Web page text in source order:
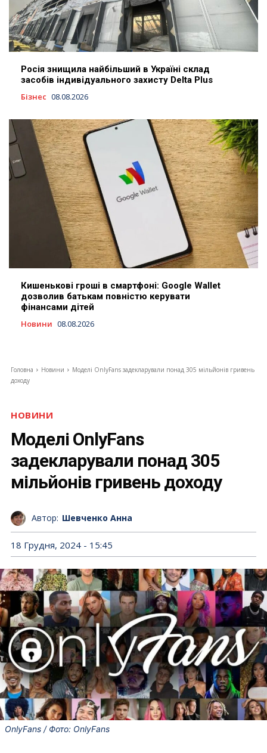
Росія знищила найбільший в Україні склад
засобів індивідуального захисту Delta Plus
Бізнес 08.08.2026
Кишенькові гроші в смартфоні: Google Wallet
дозволив батькам повністю керувати
фінансами дітей
Новини 08.08.2026